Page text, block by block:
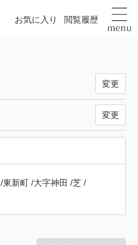
お気に入り 閲覧履歴
変更
変更
/東新町 /大字神田 /芝 /